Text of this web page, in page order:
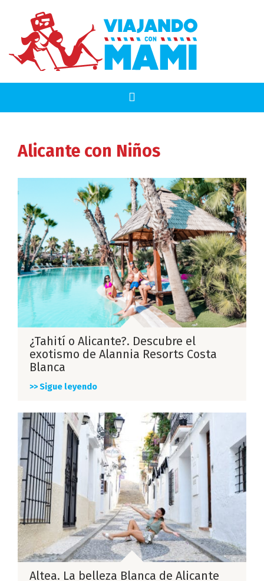
Alicante con Niños
¿Tahití o Alicante?. Descubre el
exotismo de Alannia Resorts Costa
Blanca
>> Sigue leyendo
Altea. La belleza Blanca de Alicante